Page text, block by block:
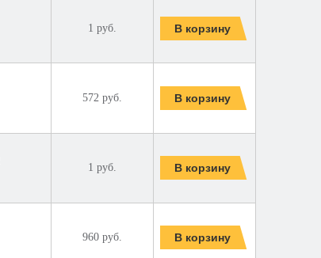
1 руб.
572 руб.
1 руб.
960 руб.